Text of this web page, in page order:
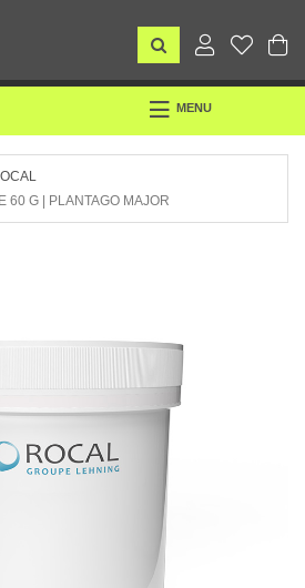
TOGGLE
MENU
60 G | PLANTAGO MAJOR